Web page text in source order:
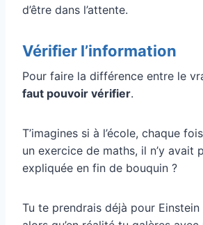
d’être dans l’attente.
Vérifier l’information
Pour faire la différence entre le
faut pouvoir vérifier.
T’imagines si à l’école, chaque
un exercice de maths, il n’y avait
expliquée en fin de bouquin ?
Tu te prendrais déjà pour